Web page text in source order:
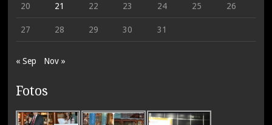
20 21 22 23 24 25 26
27 28 29 30 31
« Sep Nov »
Fotos